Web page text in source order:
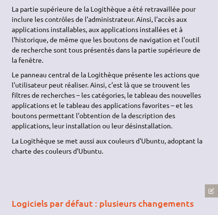
La partie supérieure de la Logithèque a été retravaillée pour
inclure les contrôles de l'administrateur. Ainsi, l'accès aux
applications installables, aux applications installées et à
l'historique, de même que les boutons de navigation et l'outil
de recherche sont tous présentés dans la partie supérieure de
la fenêtre.
Le panneau central de la Logithèque présente les actions que
l'utilisateur peut réaliser. Ainsi, c’est là que se trouvent les
filtres de recherches – les catégories, le tableau des nouvelles
applications et le tableau des applications favorites – et les
boutons permettant l'obtention de la description des
applications, leur installation ou leur désinstallation.
La Logithèque se met aussi aux couleurs d'Ubuntu, adoptant la
charte des couleurs d'Ubuntu.
Logiciels par défaut : plusieurs changements